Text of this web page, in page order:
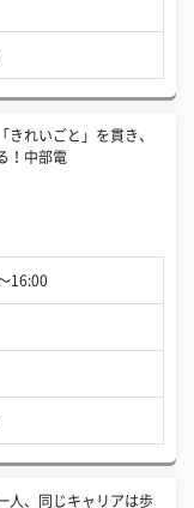
きれいごと」を貫き、
！中部電
16:00
人、同じキャリアは歩